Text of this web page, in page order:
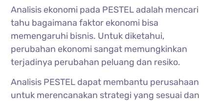
Analisis ekonomi pada PESTEL adalah mencari
tahu bagaimana faktor ekonomi bisa
memengaruhi bisnis. Untuk diketahui,
perubahan ekonomi sangat memungkinkan
terjadinya perubahan peluang dan resiko.
Analisis PESTEL dapat membantu perusahaan
untuk merencanakan strategi yang sesuai dan